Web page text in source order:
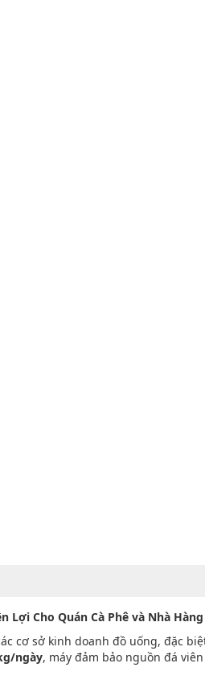
Lợi Cho Quán Cà Phê và Nhà Hàng
cơ sở kinh doanh đồ uống, đặc
ngày, máy đảm bảo nguồn đá